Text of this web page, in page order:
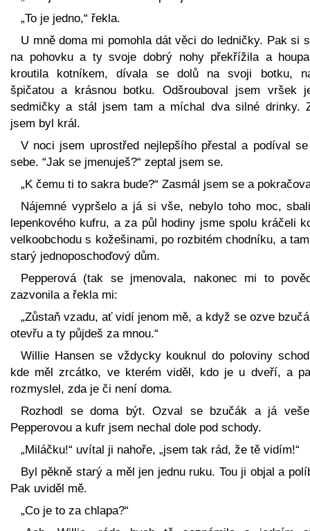
„To je jedno,“ řekla.
U mně doma mi pomohla dát věci do ledničky. Pak si
na pohovku a ty svoje dobrý nohy překřížila a
kroutila kotníkem, dívala se dolů na svoji botku,
špičatou a krásnou botku. Odšrouboval jsem vršek
sedmičky a stál jsem tam a míchal dva silné drinky.
jsem byl král.
V noci jsem uprostřed nejlepšího přestal a podíval
sebe. “Jak se jmenuješ?“ zeptal jsem se.
„K čemu ti to sakra bude?“ Zasmál jsem se a
Nájemné vypršelo a já si vše, nebylo toho moc,
lepenkového kufru, a za půl hodiny jsme spolu kráčeli
velkoobchodu s kožešinami, po rozbitém chodníku, a
starý jednoposchoďový dům.
Pepperová (tak se jmenovala, nakonec mi to
zazvonila a řekla mi:
„Zůstaň vzadu, ať vidí jenom mě, a když se ozve
otevřu a ty půjdeš za mnou.“
Willie Hansen se vždycky kouknul do poloviny
kde měl zrcátko, ve kterém viděl, kdo je u dveří, a
rozmyslel, zda je či není doma.
Rozhodl se doma být. Ozval se bzučák a já
Pepperovou a kufr jsem nechal dole pod schody.
„Miláčku!“ uvítal ji nahoře, „jsem tak rád, že tě vidím!“
Byl pěkně starý a měl jen jednu ruku. Tou ji objal a
Pak uviděl mě.
„Co je to za chlapa?“